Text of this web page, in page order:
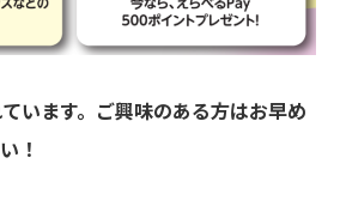
います。ご興味のある方はお早め
！